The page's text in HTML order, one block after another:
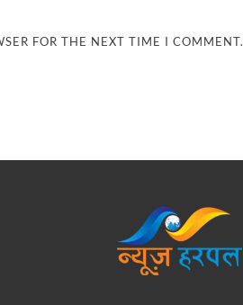
FOR THE NEXT TIME I COMMENT.